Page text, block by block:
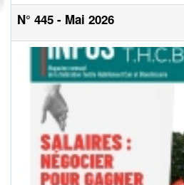
N° 445 - Mai 2026